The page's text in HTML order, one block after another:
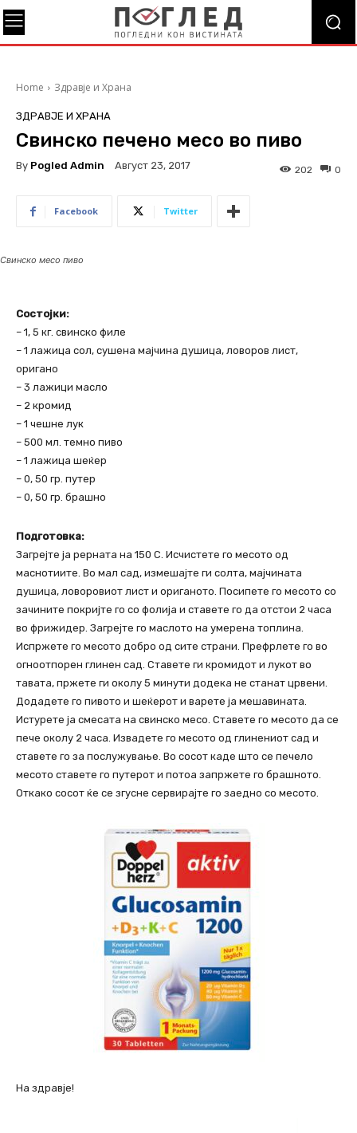
Home Здравје и Храна
ЗДРАВЈЕ И ХРАНА
Свинско печено месо во пиво
By Pogled Admin Август 23, 2017 0
202
Facebook Twitter
Свинско месо пиво
Состојки:
– 1, 5 кг. свинско филе
– 1 лажица сол, сушена мајчина душица, ловоров лист,
оригано
– 3 лажици масло
– 2 кромид
– 1 чешне лук
– 500 мл. темно пиво
– 1 лажица шеќер
– 0, 50 гр. путер
– 0, 50 гр. брашно
Подготовка:
Загрејте ја рерната на 150 C. Исчистете го месото од
маснотиите. Во мал сад, измешајте ги солта, мајчината
душица, ловоровиот лист и ориганото. Посипете го месото со
зачините покријте го со фолија и ставете го да отстои 2 часа
во фрижидер. Загрејте го маслото на умерена топлина.
Испржете го месото добро од сите страни. Префрлете го во
огноотпорен глинен сад. Ставете ги кромидот и лукот во
тавата, пржете ги околу 5 минути додека не станат црвени.
Додадете го пивото и шеќерот и варете ја мешавината.
Истурете ја смесата на свинско месо. Ставете го месото да се
пече околу 2 часа. Извадете го месото од глинениот сад и
ставете го за послужување. Во сосот каде што се печело
месото ставете го путерот и потоа запржете го брашното.
Откако сосот ќе се згусне сервирајте го заедно со месото.
На здравје!